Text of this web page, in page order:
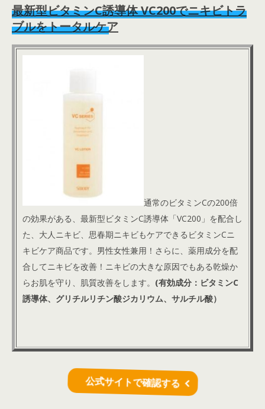
最新型ビタミンC誘導体 VC200でニキビトラ
ブルをトータルケア
通常のビタミンCの200倍
の効果がある、最新型ビタミンC誘導体「VC200」を配合し
た、大人ニキビ、思春期ニキビもケアできるビタミンCニ
キビケア商品です。男性女性兼用！ さらに、薬用成分を配
合してニキビを改善！ニキビの大きな原因でもある乾燥か
らお肌を守り、肌質改善をします。 (有効成分：ビタミンC
誘導体、グリチルリチン酸ジカリウム、サルチル酸）
公式サイトで確認する